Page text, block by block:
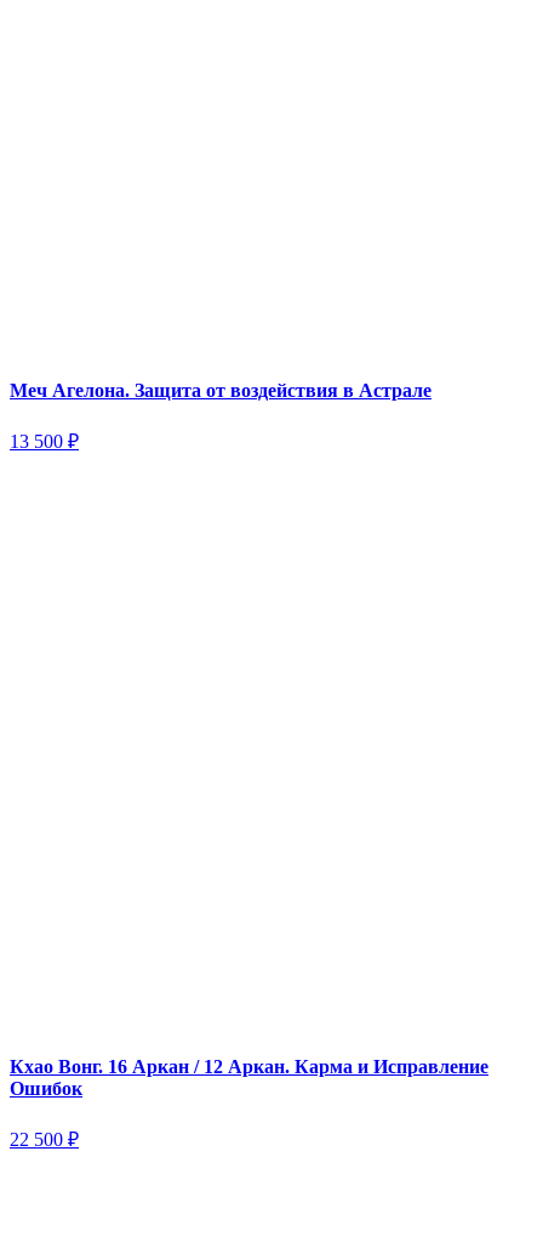
Меч Агелона. Защита от воздействия в Астрале
13 500 ₽
Кхао Вонг. 16 Аркан / 12 Аркан. Карма и Исправление
Ошибок
22 500 ₽